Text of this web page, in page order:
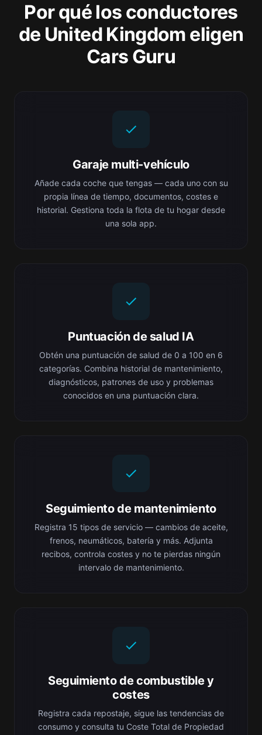
Por qué los conductores
de United Kingdom eligen
Cars Guru
Garaje multi-vehículo
Añade cada coche que tengas — cada uno con su
propia línea de tiempo, documentos, costes e
historial. Gestiona toda la flota de tu hogar desde
una sola app.
Puntuación de salud IA
Obtén una puntuación de salud de 0 a 100 en 6
categorías. Combina historial de mantenimiento,
diagnósticos, patrones de uso y problemas
conocidos en una puntuación clara.
Seguimiento de mantenimiento
Registra 15 tipos de servicio — cambios de aceite,
frenos, neumáticos, batería y más. Adjunta
recibos, controla costes y no te pierdas ningún
intervalo de mantenimiento.
Seguimiento de combustible y
costes
Registra cada repostaje, sigue las tendencias de
consumo y consulta tu Coste Total de Propiedad